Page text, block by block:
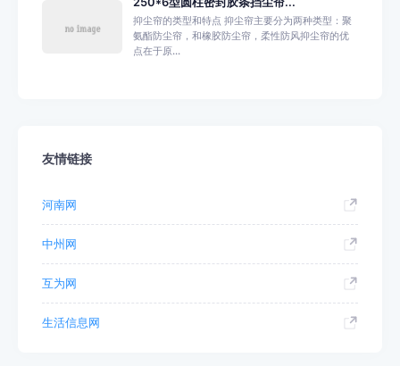
抑尘帘的类型和特点 抑尘帘主要分为两种类型：聚
氨酯防尘帘，和橡胶防尘帘，柔性防风抑尘帘的优
点在于原...
友情链接
河南网
中州网
互为网
生活信息网